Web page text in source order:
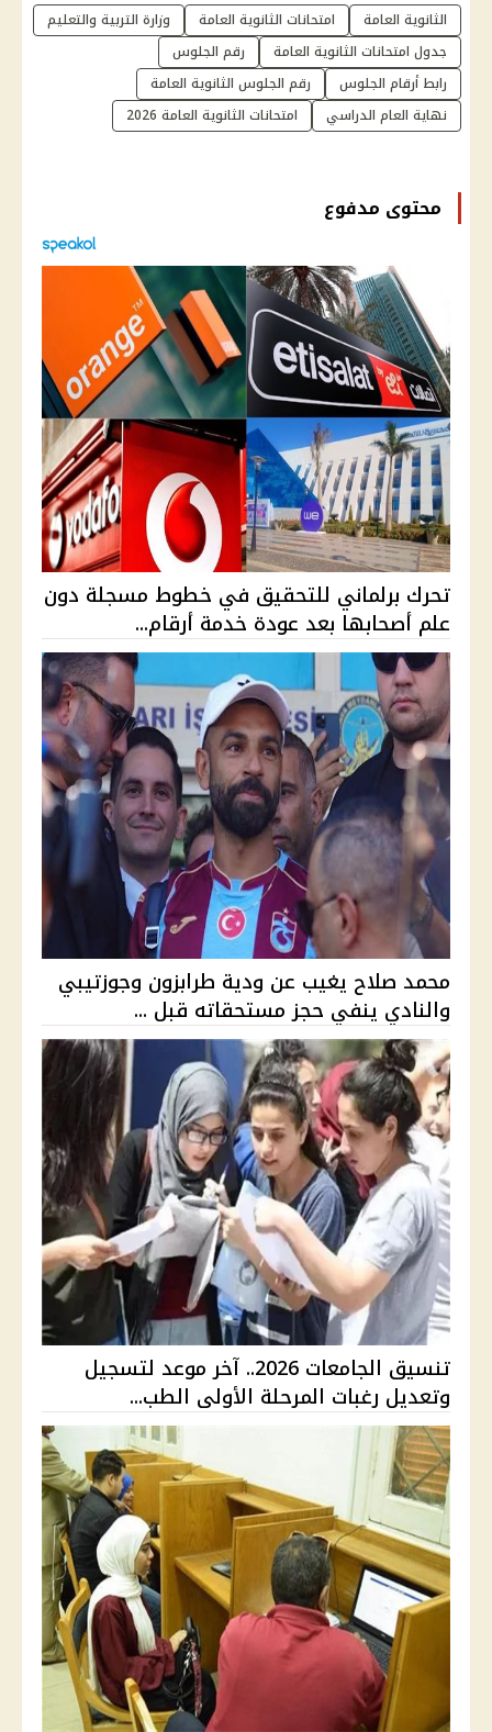
الثانوية العامة امتحانات الثانوية العامة
وزارة التربية والتعليم
جدول امتحانات الثانوية العامة
رقم الجلوس
رابط أرقام الجلوس
رقم الجلوس الثانوية العامة
نهاية العام الدراسي
امتحانات الثانوية العامة 2026
محتوى مدفوع
تحرك برلماني للتحقيق في خطوط مسجلة دون
علم أصحابها بعد عودة خدمة أرقام...
محمد صلاح يغيب عن ودية طرابزون وجوزتيبي
والنادي ينفي حجز مستحقاته قبل ...
تنسيق الجامعات 2026.. آخر موعد لتسجيل
وتعديل رغبات المرحلة الأولى الطب...